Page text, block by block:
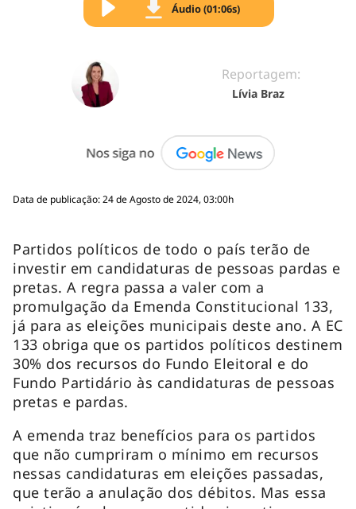
Áudio (01:06s)
Reportagem:
Lívia Braz
Data de publicação: 24 de Agosto de 2024, 03:00h
Partidos políticos de todo o país terão de
investir em candidaturas de pessoas pardas e
pretas. A regra passa a valer com a
promulgação da Emenda Constitucional 133,
já para as eleições municipais deste ano. A EC
133 obriga que os partidos políticos destinem
30% dos recursos do Fundo Eleitoral e do
Fundo Partidário às candidaturas de pessoas
pretas e pardas.
A emenda traz benefícios para os partidos
que não cumpriram o mínimo em recursos
nessas candidaturas em eleições passadas,
que terão a anulação dos débitos. Mas essa